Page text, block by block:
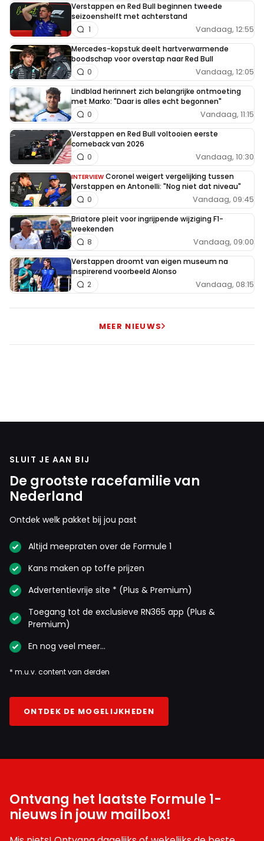
Verstappen en Red Bull beginnen tweede
seizoenshelft met achterstand
Vandaag, 12:55
1
Mercedes-kopstuk deelt hartverwarmende
boodschap voor overstap naar Red Bull
Vandaag, 12:05
0
Lindblad herinnert zich belangrijke ontmoeting
met Marko: "Daar is alles echt begonnen"
Vandaag, 11:15
0
Verstappen en Red Bull voltooien eerste
comeback van 2026
Vandaag, 10:30
0
INTERVIEW Coronel weigert vergelijking tussen
Verstappen en Antonelli: "Nog niet dat niveau"
Vandaag, 09:45
0
Briatore pleit voor ingrijpende wijziging F1-
weekenden
Vandaag, 09:00
8
Verstappen droomt van eigen museum na
inspirerend voorbeeld Alonso
Vandaag, 08:15
2
MEER NIEUWS
SLUIT JE AAN BIJ
De grootste racefamilie van
Nederland
Ontdek welk pakket bij jou past
Altijd meepraten over de Formule 1
Kans maken op toffe prijzen
Advertentievrije site * (Plus & Premium)
Toegang tot de exclusieve RN365 app (Plus &
Premium)
En nog veel meer…
* m.u.v. content van derden
ONTDEK DE MOGELIJKHEDEN
Ontvang het laatste Formule 1-
nieuws in jouw mailbox!